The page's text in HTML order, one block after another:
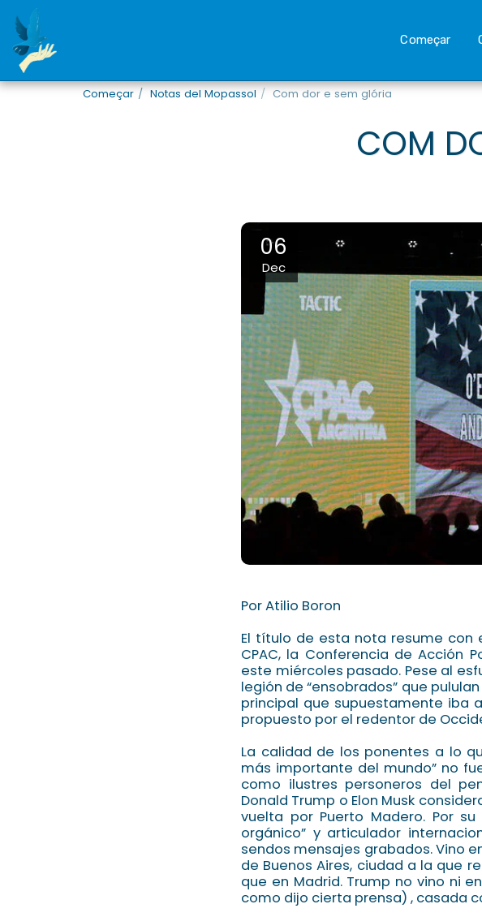
Começar
Começar Notas del Mopassol Com dor e sem glória
COM
06
Dec
Por Atilio Boron
El título de esta nota resume
CPAC, la Conferencia de Acción
este miércoles pasado. Pese al
legión de “ensobrados” que
principal que supuestamente iba
propuesto por el redentor de
La calidad de los ponentes a lo
más importante del mundo” no
como ilustres personeros del
Donald Trump o Elon Musk
vuelta por Puerto Madero. Por
orgánico” y articulador
sendos mensajes grabados. Vino
de Buenos Aires, ciudad a la que
que en Madrid. Trump no vino ni
como dijo cierta prensa) , casada